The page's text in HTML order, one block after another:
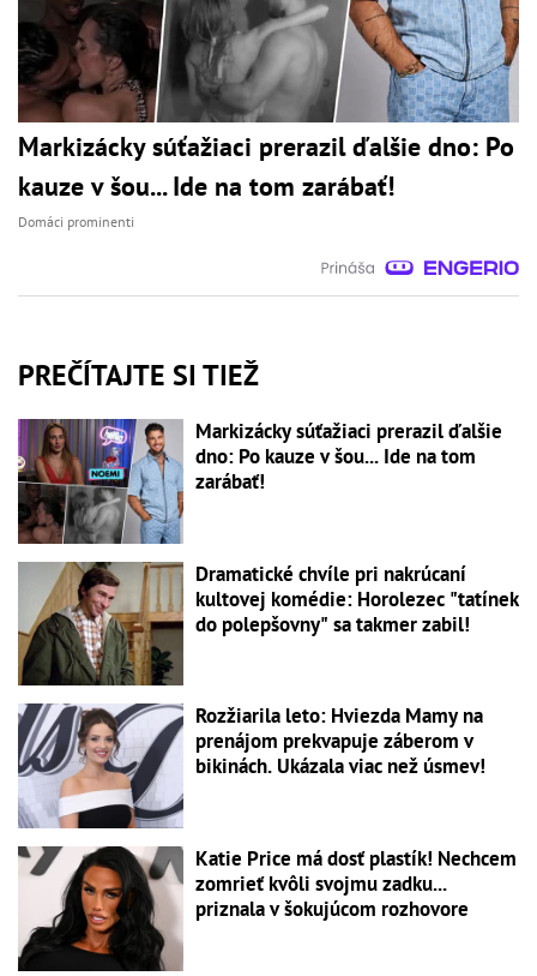
Markizácky súťažiaci prerazil ďalšie dno: Po
kauze v šou... Ide na tom zarábať!
Domáci prominenti
PREČÍTAJTE SI TIEŽ
Markizácky súťažiaci prerazil ďalšie
dno: Po kauze v šou... Ide na tom
zarábať!
Dramatické chvíle pri nakrúcaní
kultovej komédie: Horolezec "tatínek
do polepšovny" sa takmer zabil!
Rozžiarila leto: Hviezda Mamy na
prenájom prekvapuje záberom v
bikinách. Ukázala viac než úsmev!
Katie Price má dosť plastík! Nechcem
zomrieť kvôli svojmu zadku...
priznala v šokujúcom rozhovore